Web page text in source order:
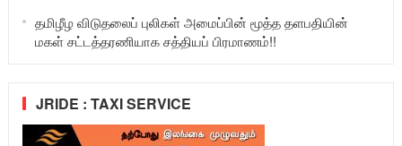
தமிழீழ விடுதலைப் புலிகள் அமைப்பின் மூத்த தளபதியின்
மகள் சட்டத்தரணியாக சத்தியப் பிரமாணம்!!
JRIDE : TAXI SERVICE